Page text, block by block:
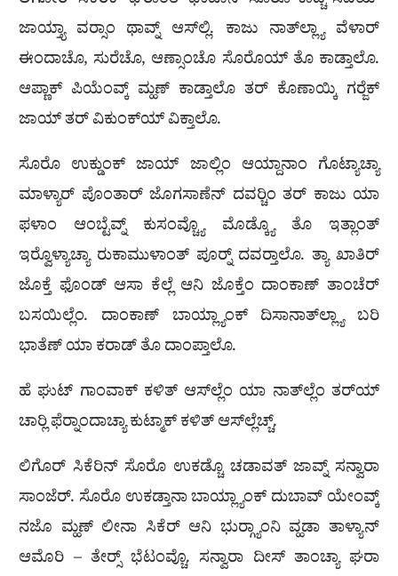
ಜಾಯ್ತ್ಯಾ ವರ‍್ಸಾಂ ಥಾವ್ನ್ ಆಸ್‌ಲ್ಲಿ. ಕಾಜು ನಾತ್‌ಲ್ಲ್ಯಾ ವೆಳಾರ್
ಈಂದಾಚೊ, ಸುರೆಚೊ, ಆಣ್ಸಾಂಚೊ ಸೊರೊಯ್ ತೊ ಕಾಡ್ತಾಲೊ.
ಆಪ್ಣಾಕ್ ಪಿಯೆಂವ್ಕ್ ಮ್ಹಣ್ ಕಾಡ್ತಾಲೊ ತರ್ ಕೊಣಾಯ್ಕಿ ಗರ‍್ಜೆಕ್
ಜಾಯ್ ತರ್ ವಿಕುಂಕ್‌ಯ್ ವಿಕ್ತಾಲೊ.
ಸೊರೊ ಉಕ್ಡುಂಕ್ ಜಾಯ್ ಜಾಲ್ಲಿಂ ಆಯ್ದಾನಾಂ ಗೊಟ್ಯಾಚ್ಯಾ
ಮಾಳ್ಯಾರ್ ಪೊಂತಾರ್ ಜೊಗಸಾಣೆನ್ ದವರ‍್ಚಿಂ ತರ್ ಕಾಜು ಯಾ
ಫಳಾಂ ಆಂಬ್ಟೆವ್ನ್ ಕುಸಂವ್ಚ್ಯೊ ಮೊಡ್ಕ್ಯೊ ತೊ ಇತ್ಲಾಂತ್
ಇರ‍್ವೊಳ್ಯಾಚ್ಯಾ ರುಕಾಮುಳಾಂತ್ ಪೂರ‍್ನ್ ದವರ‍್ತಾಲೊ. ತ್ಯಾ ಖಾತಿರ್
ಜೊಕ್ತೆ ಫೊಂಡ್ ಆಸಾ ಕೆಲ್ಲೆ ಆನಿ ಜೊಕ್ತೆಂ ದಾಂಕಾಣ್ ತಾಂಚೆರ್
ಬಸಯಿಲ್ಲೆಂ. ದಾಂಕಾಣ್ ಬಾಯ್ಲ್ಯಾಂಕ್ ದಿಸಾನಾತ್‌ಲ್ಲ್ಯಾ ಬರಿ
ಭಾತೆಣ್ ಯಾ ಕರಾಡ್ ತೊ ದಾಂಪ್ತಾಲೊ.
ಹೆ ಘುಟ್ ಗಾಂವಾಕ್ ಕಳಿತ್ ಆಸ್‌ಲ್ಲೆಂ ಯಾ ನಾತ್‌ಲ್ಲೆಂ ತರ್‌ಯ್
ಚಾರ‍್ಲಿ ಫೆರ‍್ನಾಂದಾಚ್ಯಾ ಕುಟ್ಮಾಕ್ ಕಳಿತ್ ಆಸ್‌ಲ್ಲೆಚ್ಚ್.
ಲಿಗೊರ್ ಸಿಕೆರಿನ್ ಸೊರೊ ಉಕಡ್ಚೊ ಚಡಾವತ್ ಜಾವ್ನ್ ಸನ್ವಾರಾ
ಸಾಂಜೆರ್. ಸೊರೊ ಉಕಡ್ತಾನಾ ಬಾಯ್ಲ್ಯಾಂಕ್ ದುಬಾವ್ ಯೇಂವ್ಕ್
ನಜೊ ಮ್ಹಣ್ ಲೀನಾ ಸಿಕೆರ್ ಆನಿ ಭುರ‍್ಗ್ಯಾಂನಿ ವ್ಹಡಾ ತಾಳ್ಯಾನ್
ಆಮೊರಿ – ತೇರ‍್ಸ್ ಭೆಟಂವ್ಚೊ. ಸನ್ವಾರಾ ದೀಸ್ ತಾಂಚ್ಯಾ ಘರಾ